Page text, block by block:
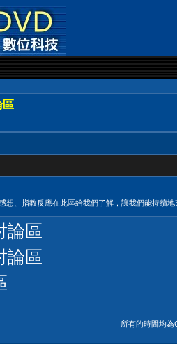
區
想、指教反應在此區給我們了解，讓我們能持續
論區
論區
所有的時間均為